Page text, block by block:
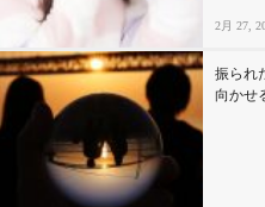
2月 27,
振られ
向かせ